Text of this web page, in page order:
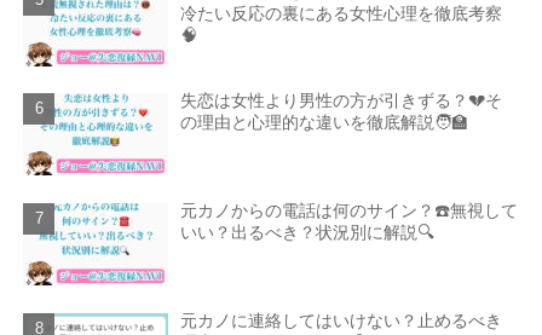
冷たい反応の裏にある女性心理を徹底考察
🧠
失恋は女性より男性の方が引きずる？💔そ
の理由と心理的な違いを徹底解説🧑‍🏫
元カノからの電話は何のサイン？☎️無視して
いい？出るべき？状況別に解説🔍
元カノに連絡してはいけない？止めるべき